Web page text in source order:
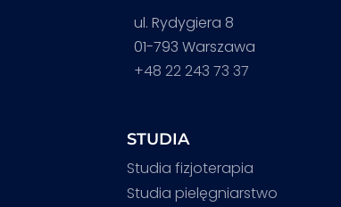
ul. Rydygiera 8
01-793 Warszawa
+48 22 243 73 37
STUDIA
Studia fizjoterapia
Studia pielęgniarstwo